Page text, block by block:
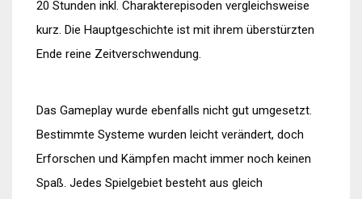
20 Stunden inkl. Charakterepisoden vergleichsweise
kurz. Die Hauptgeschichte ist mit ihrem überstürzten
Ende reine Zeitverschwendung.
Das Gameplay wurde ebenfalls nicht gut umgesetzt.
Bestimmte Systeme wurden leicht verändert, doch
Erforschen und Kämpfen macht immer noch keinen
Spaß. Jedes Spielgebiet besteht aus gleich